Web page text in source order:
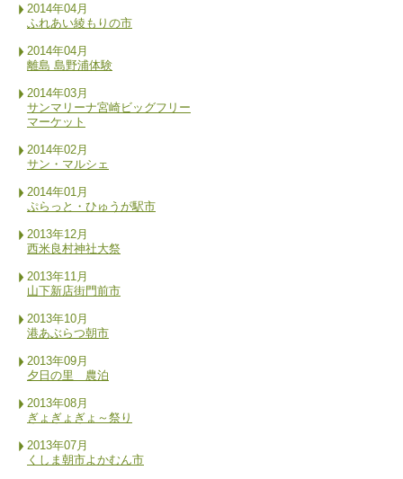
2014年04月
ふれあい綾もりの市
2014年04月
離島 島野浦体験
2014年03月
サンマリーナ宮崎ビッグフリー
マーケット
2014年02月
サン・マルシェ
2014年01月
ぷらっと・ひゅうが駅市
2013年12月
西米良村神社大祭
2013年11月
山下新店街門前市
2013年10月
港あぶらつ朝市
2013年09月
夕日の里 農泊
2013年08月
ぎょぎょぎょ～祭り
2013年07月
くしま朝市よかむん市